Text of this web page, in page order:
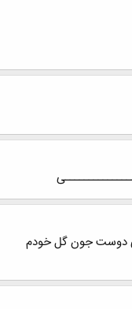
دوست جون گل خودم